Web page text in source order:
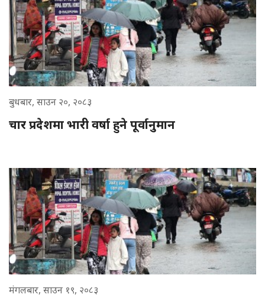
बुधबार, साउन २०, २०८३
चार प्रदेशमा भारी वर्षा हुने पूर्वानुमान
मंगलबार, साउन १९, २०८३